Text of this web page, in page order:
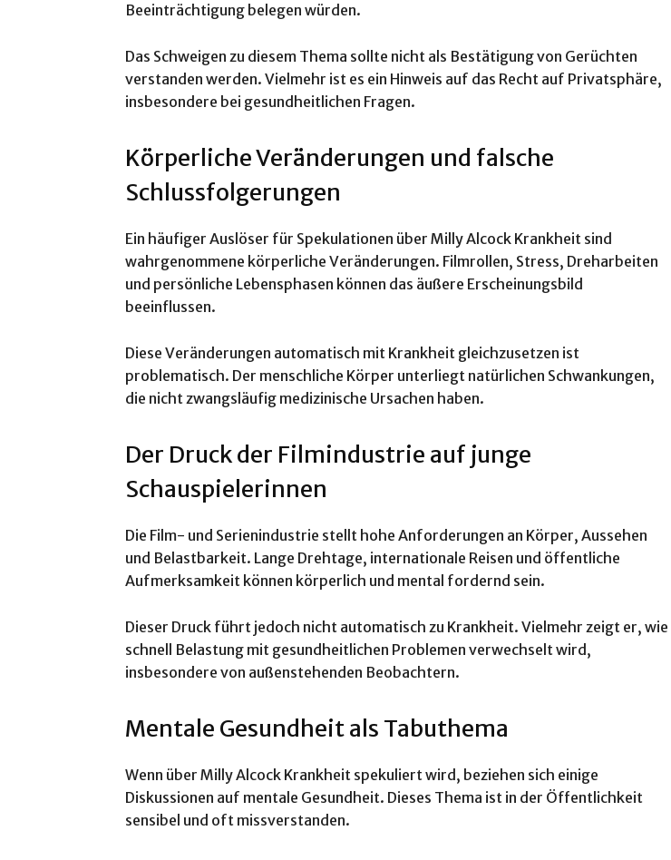
Beeinträchtigung belegen würden.
Das Schweigen zu diesem Thema sollte nicht als Bestätigung von Gerüchten
verstanden werden. Vielmehr ist es ein Hinweis auf das Recht auf Privatsphäre,
insbesondere bei gesundheitlichen Fragen.
Körperliche Veränderungen und falsche
Schlussfolgerungen
Ein häufiger Auslöser für Spekulationen über Milly Alcock Krankheit sind
wahrgenommene körperliche Veränderungen. Filmrollen, Stress, Dreharbeiten
und persönliche Lebensphasen können das äußere Erscheinungsbild
beeinflussen.
Diese Veränderungen automatisch mit Krankheit gleichzusetzen ist
problematisch. Der menschliche Körper unterliegt natürlichen Schwankungen,
die nicht zwangsläufig medizinische Ursachen haben.
Der Druck der Filmindustrie auf junge
Schauspielerinnen
Die Film- und Serienindustrie stellt hohe Anforderungen an Körper, Aussehen
und Belastbarkeit. Lange Drehtage, internationale Reisen und öffentliche
Aufmerksamkeit können körperlich und mental fordernd sein.
Dieser Druck führt jedoch nicht automatisch zu Krankheit. Vielmehr zeigt er, wie
schnell Belastung mit gesundheitlichen Problemen verwechselt wird,
insbesondere von außenstehenden Beobachtern.
Mentale Gesundheit als Tabuthema
Wenn über Milly Alcock Krankheit spekuliert wird, beziehen sich einige
Diskussionen auf mentale Gesundheit. Dieses Thema ist in der Öffentlichkeit
sensibel und oft missverstanden.